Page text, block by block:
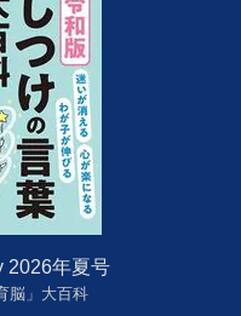
2026年夏号
脳」大百科